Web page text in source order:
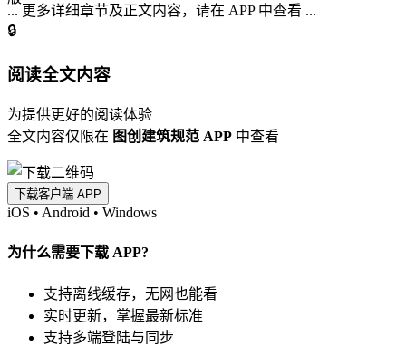
... 更多详细章节及正文内容，请在 APP 中查看 ...
🔒
阅读全文内容
为提供更好的阅读体验
全文内容仅限在 图创建筑规范 APP 中查看
下载客户端 APP
iOS • Android • Windows
为什么需要下载 APP?
支持离线缓存，无网也能看
实时更新，掌握最新标准
支持多端登陆与同步